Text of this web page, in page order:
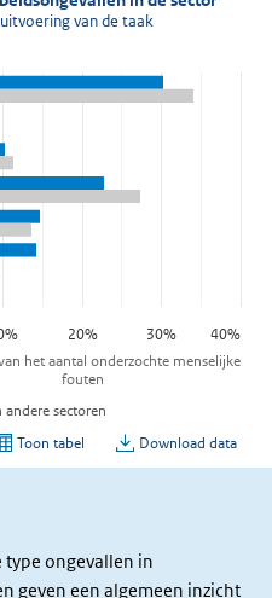
het
type ongevallen in
geven een algemeen inzicht